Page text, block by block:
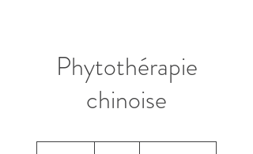
Phytothérapie
chinoise